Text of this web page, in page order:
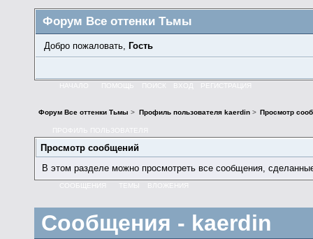
Форум Все оттенки Тьмы
Добро пожаловать, Гость
НАЧАЛО ПОМОЩЬ ПОИСК ВХОД РЕГИСТРАЦИЯ
Форум Все оттенки Тьмы > Профиль пользователя kaerdin> Просмотр
ПРОФИЛЬ ПОЛЬЗОВАТЕЛЯ
Просмотр сообщений
В этом разделе можно просмотреть все сообщения,
СООБЩЕНИЯ ТЕМЫ ВЛОЖЕНИЯ
Сообщения - kaerdin